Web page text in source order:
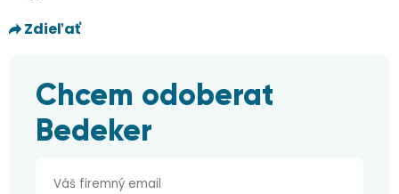
Zdieľať
Chcem odoberat
Bedeker